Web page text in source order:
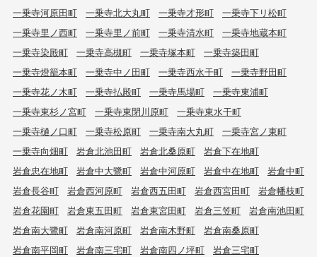
一乗寺河原田町
一乗寺北大丸町 一乗寺才形町
一乗寺下リ松町
一乗寺里ノ西町
一乗寺里ノ前町 一乗寺清水町
一乗寺地蔵本町
一乗寺染殿町
一乗寺高槻町 一乗寺塚本町
一乗寺築田町
一乗寺燈籠本町
一乗寺中ノ田町 一乗寺西水干町
一乗寺野田町
一乗寺花ノ木町
一乗寺払殿町 一乗寺馬場町
一乗寺東浦町
一乗寺東杉ノ宮町
一乗寺東閉川原町
一乗寺東水干町
一乗寺樋ノ口町
一乗寺松原町 一乗寺南大丸町
一乗寺宮ノ東町
一乗寺向畑町
岩倉北池田町 岩倉北桑原町
岩倉下在地町
岩倉忠在地町
岩倉中大鷺町 岩倉中河原町 岩倉中在地町
岩倉中町
岩倉長谷町
岩倉西河原町 岩倉西五田町 岩倉西宮田町
岩倉幡枝町
岩倉花園町
岩倉東五田町 岩倉東宮田町 岩倉三笠町
岩倉南池田町
岩倉南大鷺町
岩倉南河原町 岩倉南木野町
岩倉南桑原町
岩倉南平岡町
岩倉南三宅町 岩倉南四ノ坪町
岩倉三宅町